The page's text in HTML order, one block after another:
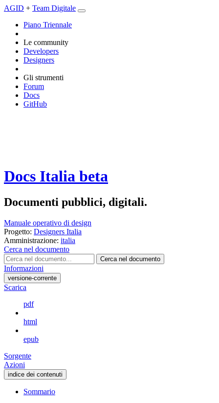
AGID + Team Digitale
Piano Triennale
Le community
Developers
Designers
Gli strumenti
Forum
Docs
GitHub
Docs Italia beta
Documenti pubblici, digitali.
Manuale operativo di design
Progetto: Designers Italia
Amministrazione: italia
Cerca nel documento
Cerca nel documento
Informazioni
versione-corrente
Scarica
pdf
html
epub
Sorgente
Azioni
indice dei contenuti
Sommario